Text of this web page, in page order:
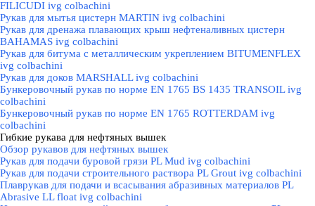
FILICUDI ivg colbachini
Рукав для мытья цистерн MARTIN ivg colbachini
Рукав для дренажа плавающих крыш нефтеналивных цистерн
BAHAMAS ivg colbachini
Рукав для битума с металлическим укреплением BITUMENFLEX
ivg colbachini
Рукав для доков MARSHALL ivg colbachini
Бункеровочный рукав по норме EN 1765 BS 1435 TRANSOIL ivg
colbachini
Бункеровочный рукав по норме EN 1765 ROTTERDAM ivg
colbachini
Гибкие рукава для нефтяных вышек
Обзор рукавов для нефтяных вышек
Рукав для подачи буровой грязи PL Mud ivg colbachini
Рукав для подачи строительного раствора PL Grout ivg colbachini
Плаврукав для подачи и всасывания абразивных материалов PL
Abrasive LL float ivg colbachini